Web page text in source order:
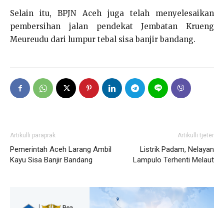
Selain itu, BPJN Aceh juga telah menyelesaikan
pembersihan jalan pendekat Jembatan Krueng
Meureudu dari lumpur tebal sisa banjir bandang.
Artikulli paraprak
Pemerintah Aceh Larang Ambil
Kayu Sisa Banjir Bandang
Artikulli tjetër
Listrik Padam, Nelayan
Lampulo Terhenti Melaut